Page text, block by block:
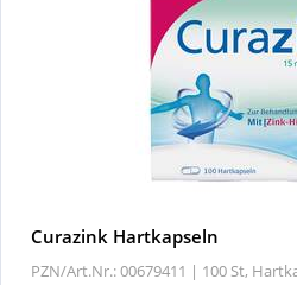
Curazink Hartkapseln
PZN/Art.Nr.: 00679411 | 100 St,